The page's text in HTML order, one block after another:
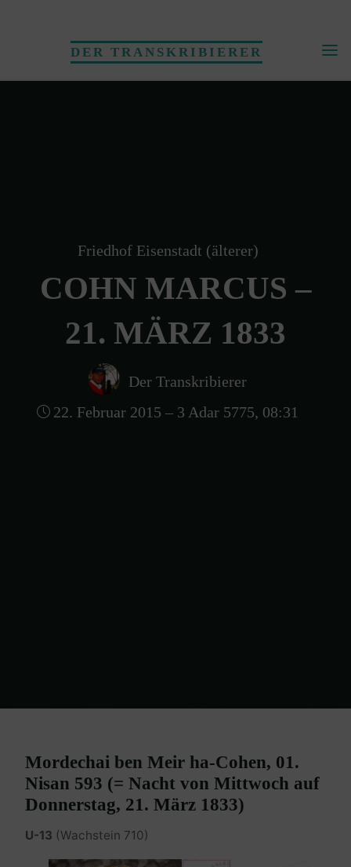
DER TRANSKRIBIERER
Friedhof Eisenstadt (älterer)
COHN MARCUS –
21. MÄRZ 1833
Der Transkribierer
22. Februar 2015 – 3 Adar 5775, 08:31
Mordechai ben Meir ha-Cohen, 01.
Nisan 593 (= Nacht von Mittwoch auf
Donnerstag, 21. März 1833)
U-13 (Wachstein 710)